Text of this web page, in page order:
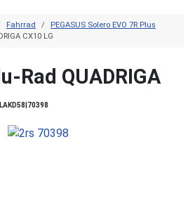
Fahrrad
PEGASUS Solero EVO 7R Plus
CX10 LG
Rad QUADRIGA